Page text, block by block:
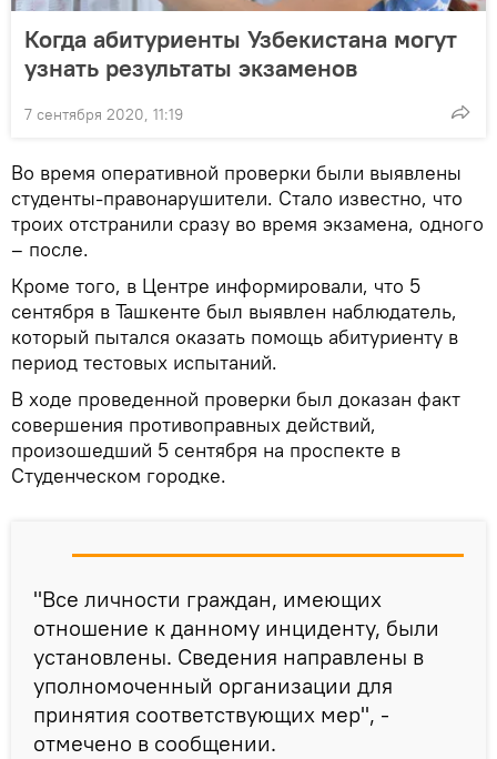
Когда абитуриенты Узбекистана могут
узнать результаты экзаменов
7 сентября 2020, 11:19
Во время оперативной проверки были выявлены
студенты-правонарушители. Стало известно, что
троих отстранили сразу во время экзамена, одного
– после.
Кроме того, в Центре информировали, что 5
сентября в Ташкенте был выявлен наблюдатель,
который пытался оказать помощь абитуриенту в
период тестовых испытаний.
В ходе проведенной проверки был доказан факт
совершения противоправных действий,
произошедший 5 сентября на проспекте в
Студенческом городке.
"Все личности граждан, имеющих
отношение к данному инциденту, были
установлены. Сведения направлены в
уполномоченный организации для
принятия соответствующих мер", -
отмечено в сообщении.